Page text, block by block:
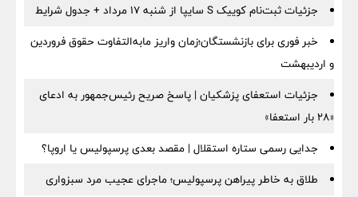
جزئیات ثبت‌نام کوییک S سایپا از شنبه ۱۷ مرداد + جدول شرایط
خبر فوری برای بازنشستگان؛زمان واریز مابه‌التفاوت حقوق فروردین
و اردیبهشت
جزئیات استعفای پزشکیان | پاسخ صریح رئیس‌جمهور به ادعای
«۲۸ بار استعفا»
جدایی رسمی ستاره استقلال | مقصد بعدی پرسپولیس یا اروپا؟
طلاق به خاطر پیراهن پرسپولیس؛ ماجرای عجیب مرد سبزواری